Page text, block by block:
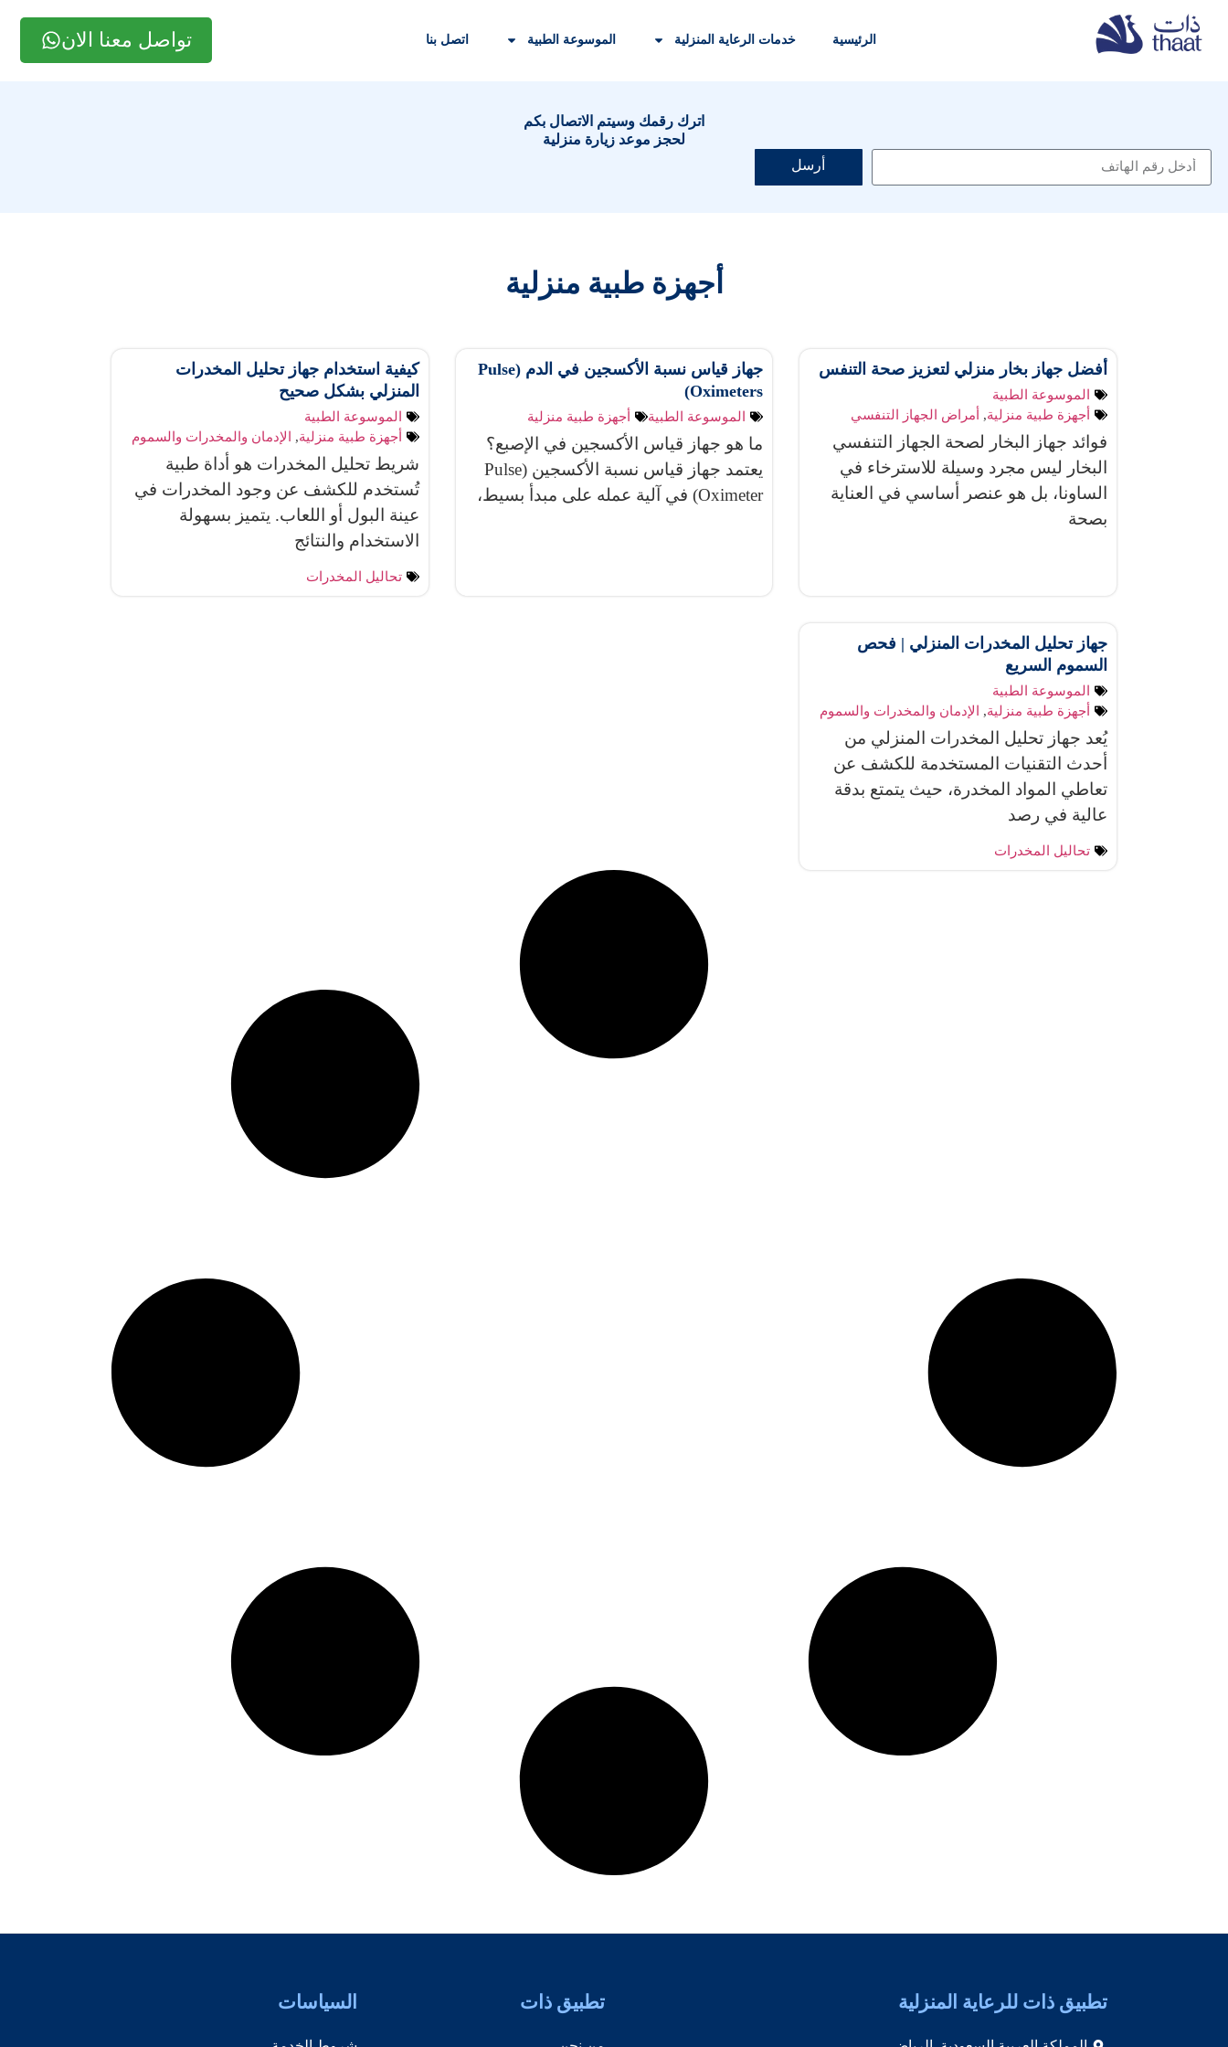
الرئيسية خدمات الرعاية المنزلية الموسوعة الطبية اتصل بنا تواصل معنا الان
اترك رقمك وسيتم الاتصال بكم
لحجز موعد زيارة منزلية
أرسل
أجهزة طبية منزلية
أفضل جهاز بخار منزلي لتعزيز صحة التنفس
الموسوعة الطبية
أجهزة طبية منزلية, أمراض الجهاز التنفسي
فوائد جهاز البخار لصحة الجهاز التنفسي
البخار ليس مجرد وسيلة للاسترخاء في
الساونا، بل هو عنصر أساسي في العناية
بصحة
جهاز قياس نسبة الأكسجين في الدم (Pulse
Oximeters)
الموسوعة الطبية أجهزة طبية منزلية
ما هو جهاز قياس الأكسجين في الإصبع؟
يعتمد جهاز قياس نسبة الأكسجين (Pulse
Oximeter) في آلية عمله على مبدأ بسيط،
كيفية استخدام جهاز تحليل المخدرات
المنزلي بشكل صحيح
الموسوعة الطبية
أجهزة طبية منزلية, الإدمان والمخدرات والسموم
شريط تحليل المخدرات هو أداة طبية
تُستخدم للكشف عن وجود المخدرات في
عينة البول أو اللعاب. يتميز بسهولة
الاستخدام والنتائج
تحاليل المخدرات
جهاز تحليل المخدرات المنزلي | فحص
السموم السريع
الموسوعة الطبية
أجهزة طبية منزلية, الإدمان والمخدرات والسموم
يُعد جهاز تحليل المخدرات المنزلي من
أحدث التقنيات المستخدمة للكشف عن
تعاطي المواد المخدرة، حيث يتمتع بدقة
عالية في رصد
تحاليل المخدرات
تطبيق ذات للرعاية المنزلية تطبيق ذات السياسات